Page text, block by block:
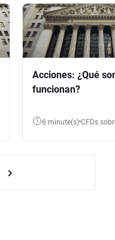
Acciones: ¿Qué
funcionan?
6 minute(s) CFDs